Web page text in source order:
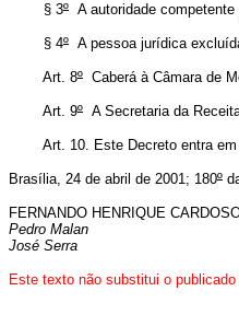
§ 3º A autoridade
§ 4º A pessoa jurídica
Art. 8º Caberá à Câmara de
Art. 9º A Secretaria da
Art. 10. Este Decreto entra em
Brasília, 24 de abril de 2001; 180º
FERNANDO HENRIQUE
Pedro Malan
José Serra
Este texto não substitui o